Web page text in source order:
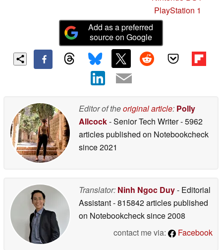
PlayStation 1
Add as a preferred
source on Google
Editor of theoriginal article: Polly
Allcock- Senior Tech Writer- 5962
articles published on Notebookcheck
since 2021
Translator: Ninh Ngoc Duy- Editorial
Assistant- 815842 articles published
on Notebookchecksince 2008
contact me via:
Facebook